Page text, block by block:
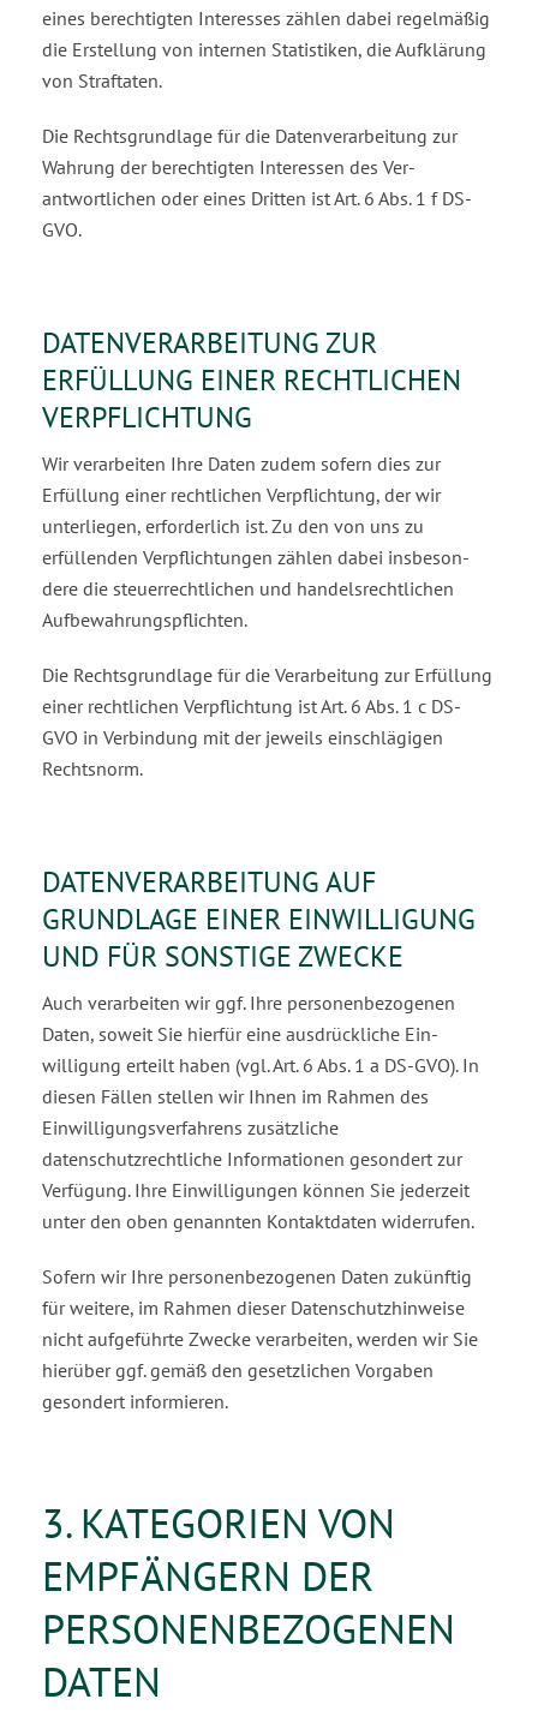
eines berechtigten Interesses zählen dabei regelmäßig
die Erstellung von in­ternen Statistiken, die Aufklärung
von Straftaten.
Die Rechtsgrundlage für die Datenverarbeitung zur
Wahrung der berechtigten Interessen des Ver­
antwortlichen oder eines Dritten ist Art. 6 Abs. 1 f DS-
GVO.
DATENVERARBEITUNG ZUR
ERFÜLLUNG EINER RECHTLICHEN
VERPFLICHTUNG
Wir verarbeiten Ihre Daten zudem sofern dies zur
Erfüllung einer rechtlichen Verpflichtung, der wir
unterliegen, erforderlich ist. Zu den von uns zu
erfüllenden Verpflichtungen zählen dabei insbeson­
dere die steuerrechtlichen und handelsrechtlichen
Aufbewahrungspflichten.
Die Rechtsgrundlage für die Verarbeitung zur Erfüllung
einer rechtlichen Verpflichtung ist Art. 6 Abs. 1 c DS-
GVO in Verbindung mit der jeweils einschlägigen
Rechtsnorm.
DATENVERARBEITUNG AUF
GRUNDLAGE EINER EINWILLIGUNG
UND FÜR SONSTIGE ZWECKE
Auch verarbeiten wir ggf. Ihre personenbezogenen
Daten, soweit Sie hierfür eine ausdrückliche Ein­
willigung erteilt haben (vgl. Art. 6 Abs. 1 a DS-GVO). In
diesen Fällen stellen wir Ihnen im Rahmen des
Einwilligungsverfahrens zusätzliche
datenschutzrechtliche Informationen gesondert zur
Verfügung. Ihre Einwilligungen können Sie jederzeit
unter den oben genannten Kontaktdaten widerrufen.
Sofern wir Ihre personenbezogenen Daten zukünftig
für weitere, im Rahmen dieser Datenschutzhin­weise
nicht aufgeführte Zwecke verarbeiten, werden wir Sie
hierüber ggf. gemäß den gesetzlichen Vorgaben
gesondert informieren.
3. KATEGORIEN VON
EMPFÄNGERN DER
PERSONENBEZOGENEN
DATEN